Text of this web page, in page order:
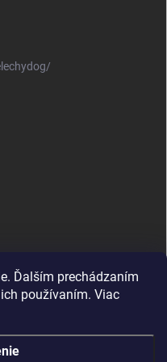
Ďalším prechádzaním
používaním. Viac